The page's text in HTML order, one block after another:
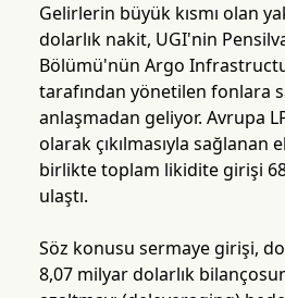
Gelirlerin büyük kısmı olan
dolarlık nakit, UGI'nin
Bölümü'nün Argo
tarafından yönetilen fonlara
anlaşmadan geliyor. Avrupa
olarak çıkılmasıyla sağlanan
birlikte toplam likidite girişi
ulaştı.
Söz konusu sermaye girişi,
8,07 milyar dolarlık